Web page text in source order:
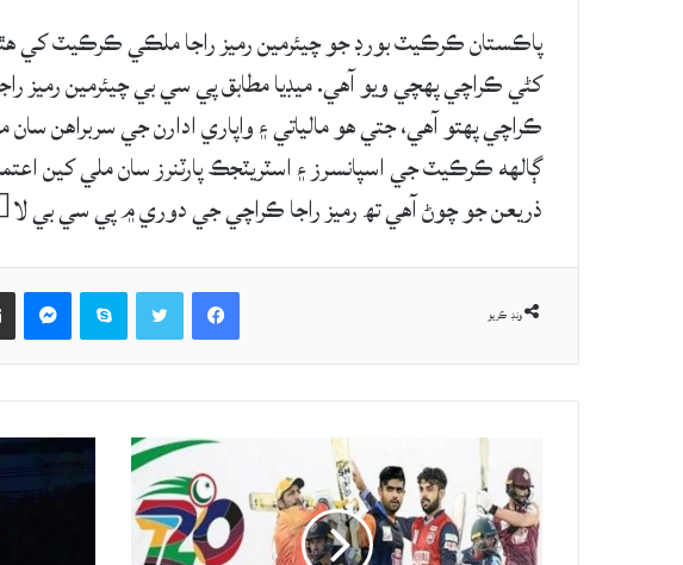
ڪراچي پهتو آهي، جتي هو مالياتي ۽ واپاري ادارن جي سربراهن
ذريعن جو چوڻ آهي تھ رميز راجا ڪراچي جي دوري ۾ پي سي بي لا سيڙپڪاري جون آڇون پڻ ڪندو.
ونڊ ڪريو
Facebook
Skype